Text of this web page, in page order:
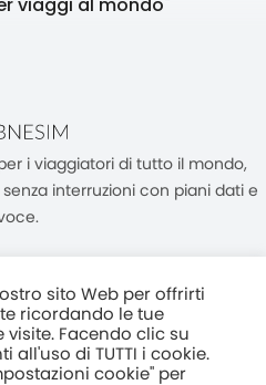
i viaggiatori di tutto il mondo,
interruzioni con piani dati e
NO:55 King Yip Street, Kwun Tong,
HONG KONG
sito Web per offrirti
ricordando le tue
visite. Facendo clic su
all'uso di TUTTI i cookie.
cookie" per